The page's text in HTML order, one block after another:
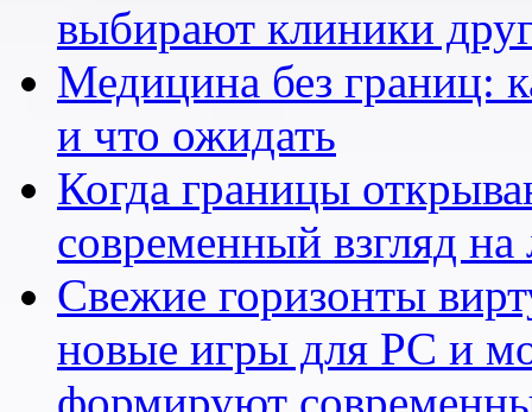
выбирают клиники
Медицина без границ:
и что ожидать
Когда границы
современный взгляд
Свежие горизонты
новые игры для PC и